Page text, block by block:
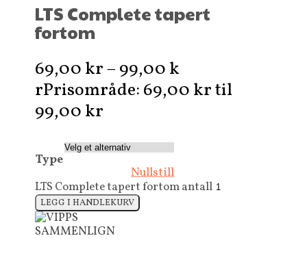
LTS Complete tapert
fortom
69,00kr–99,00k
rPrisområde: 69,00 kr til
99,00 kr
Type
Nullstill
LTS Complete tapert fortom antall
LEGG I HANDLEKURV
SAMMENLIGN